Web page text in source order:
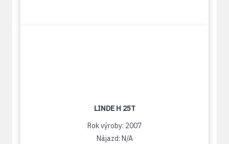
LINDE H 25T
Rok výroby: 2007
Nájazd: N/A